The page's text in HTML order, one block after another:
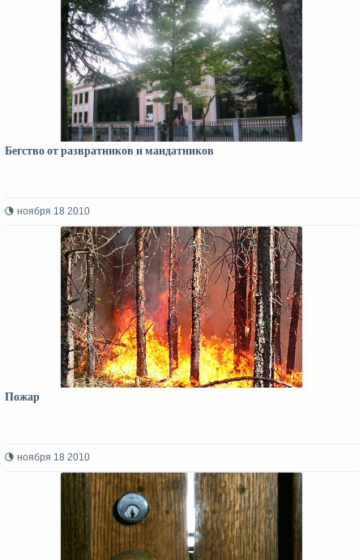
Бегство от развратников и мандатников
ноября 18 2010
Пожар
ноября 18 2010